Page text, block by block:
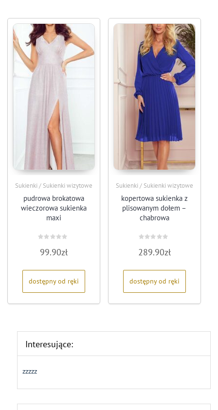
Sukienki / Sukienki wizytowe
pudrowa brokatowa
wieczorowa sukienka
maxi
0
na
99.90zł
dostępny od ręki
Sukienki / Sukienki wizytowe
kopertowa sukienka z
plisowanym dołem –
chabrowa
0
na
289.90zł
dostępny od ręki
Interesujące:
zzzzz